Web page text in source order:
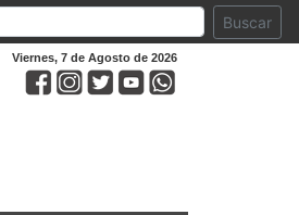
Buscar
Viernes, 7 de Agosto de 2026